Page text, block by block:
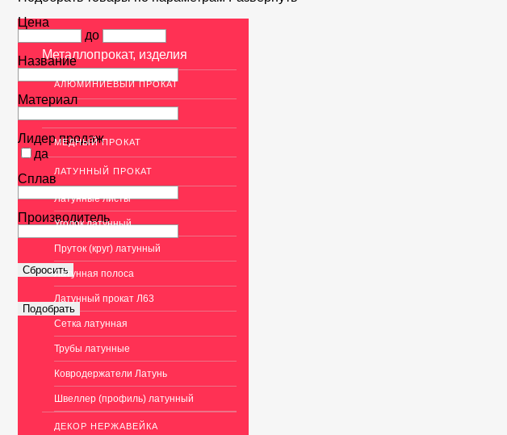
Металлопрокат, изделия
АЛЮМИНИЕВЫЙ ПРОКАТ
МЕДНЫЙ ПРОКАТ
ЛАТУННЫЙ ПРОКАТ
Латунные листы
Уголок латунный
Пруток (круг) латунный
Латунная полоса
Латунный прокат Л63
Сетка латунная
Трубы латунные
Ковродержатели Латунь
Швеллер (профиль) латунный
ДЕКОР НЕРЖАВЕЙКА
Цена
до
Название
Материал
Лидер продаж
да
Сплав
Производитель